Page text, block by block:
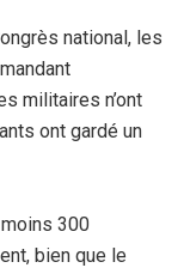
national, les
militaires n’ont
ont gardé un
300
bien que le